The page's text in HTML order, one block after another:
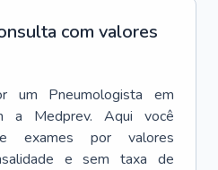
com valores
um Pneumologista
em
a Medprev. Aqui você
exames por valores
e sem taxa de